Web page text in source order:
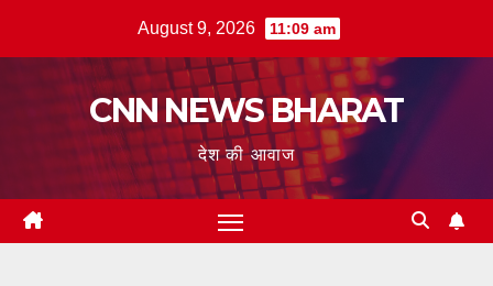
August 9, 2026 11:09 am
CNN NEWS BHARAT
देश की आवाज